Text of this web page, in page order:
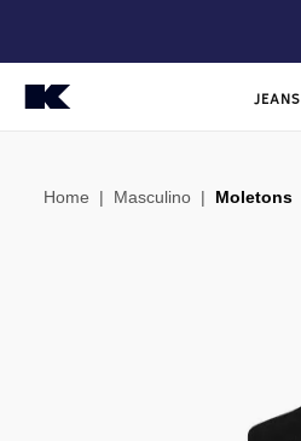
JEANS
Home | Masculino | Moletons